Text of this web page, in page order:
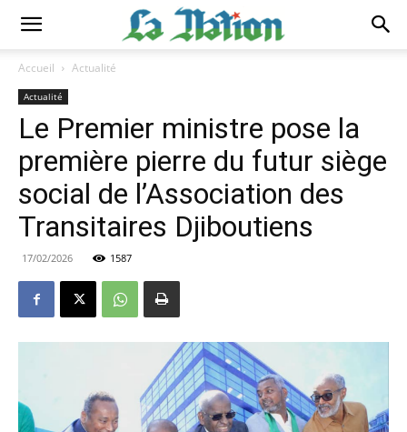
Accueil Actualité
Actualité
Le Premier ministre pose la
première pierre du futur siège
social de l’Association des
Transitaires Djiboutiens
17/02/2026 1587